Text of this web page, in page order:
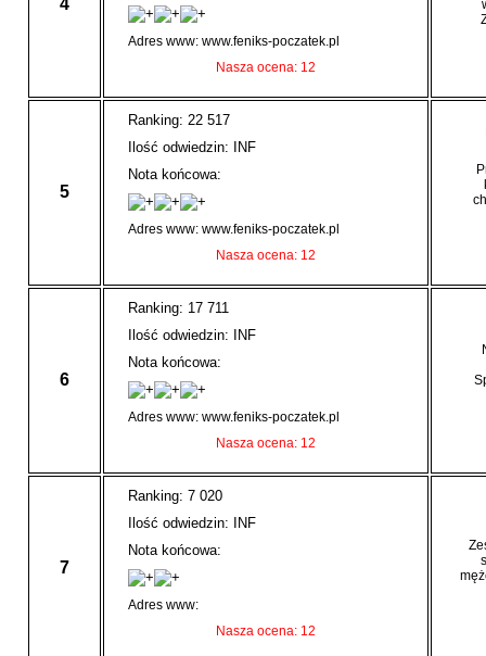
4
Adres www: www.feniks-poczatek.pl
Nasza ocena: 12
5
Ranking: 22 517
Ilość odwiedzin: INF
Nota końcowa:
Adres www: www.feniks-poczatek.pl
Nasza ocena: 12
6
Ranking: 17 711
Ilość odwiedzin: INF
Nota końcowa:
Adres www: www.feniks-poczatek.pl
Nasza ocena: 12
7
Ranking: 7 020
Ilość odwiedzin: INF
Nota końcowa:
Adres www:
Nasza ocena: 12